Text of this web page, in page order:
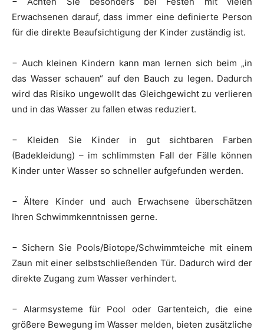
Erwachsenen darauf, dass immer eine definierte Person
für die direkte Beaufsichtigung der Kinder zuständig ist.
− Auch kleinen Kindern kann man lernen sich beim „in
das Wasser schauen“ auf den Bauch zu legen. Dadurch
wird das Risiko ungewollt das Gleichgewicht zu verlieren
und in das Wasser zu fallen etwas reduziert.
− Kleiden Sie Kinder in gut sichtbaren Farben
(Badekleidung) – im schlimmsten Fall der Fälle können
Kinder unter Wasser so schneller aufgefunden werden.
− Ältere Kinder und auch Erwachsene überschätzen
Ihren Schwimmkenntnissen gerne.
− Sichern Sie Pools/Biotope/Schwimmteiche mit einem
Zaun mit einer selbstschließenden Tür. Dadurch wird der
direkte Zugang zum Wasser verhindert.
− Alarmsysteme für Pool oder Gartenteich, die eine
größere Bewegung im Wasser melden, bieten zusätzliche